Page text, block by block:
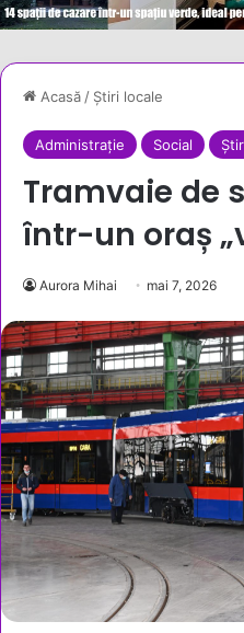
Acasă/ Știri locale
Administrație Social
Tramvaie de
într-un oraș
Aurora Mihai mai 7, 2026